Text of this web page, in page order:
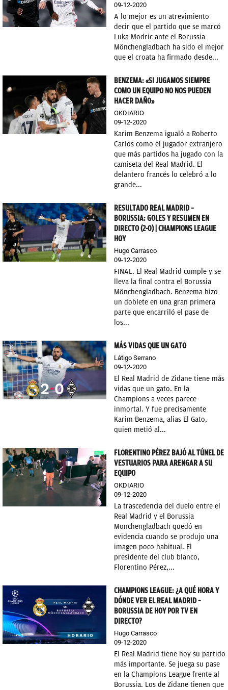
09-12-2020
A lo mejor es un atrevimiento
decir que el partido que se marcó
Luka Modric ante el Borussia
Mönchengladbach ha sido el mejor
que el croata ha firmado desde...
BENZEMA: «SI JUGAMOS SIEMPRE
COMO UN EQUIPO NO NOS PUEDEN
HACER DAÑO»
OKDIARIO
09-12-2020
Karim Benzema igualó a Roberto
Carlos como el jugador extranjero
que más partidos ha jugado con la
camiseta del Real Madrid. El
delantero francés lo celebró a lo
grande...
RESULTADO REAL MADRID –
BORUSSIA: GOLES Y RESUMEN EN
DIRECTO (2-0) | CHAMPIONS LEAGUE
HOY
Hugo Carrasco
09-12-2020
FINAL. El Real Madrid cumple y se
lleva la final contra el Borussia
Mönchengladbach. Benzema hizo
un doblete en una gran primera
parte que encarriló el pase de
los...
MÁS VIDAS QUE UN GATO
Látigo Serrano
09-12-2020
El Real Madrid de Zidane tiene más
vidas que un gato. En la
Champions a veces parece
inmortal. Y fue precisamente
Karim Benzema, alias El Gato,
quien metió al...
FLORENTINO PÉREZ BAJÓ AL TÚNEL DE
VESTUARIOS PARA ARENGAR A SU
EQUIPO
OKDIARIO
09-12-2020
La trascedencia del duelo entre el
Real Madrid y el Borussia
Monchengladbach quedó en
evidencia cuando se produjo una
imagen poco habitual. El
presidente del club blanco,
Florentino Pérez,...
CHAMPIONS LEAGUE: ¿A QUÉ HORA Y
DÓNDE VER EL REAL MADRID –
BORUSSIA DE HOY POR TV EN
DIRECTO?
Hugo Carrasco
09-12-2020
El Real Madrid tiene hoy su partido
más importante. Se juega su pase
en la Champions League frente al
Borussia. Los de Zidane tienen que